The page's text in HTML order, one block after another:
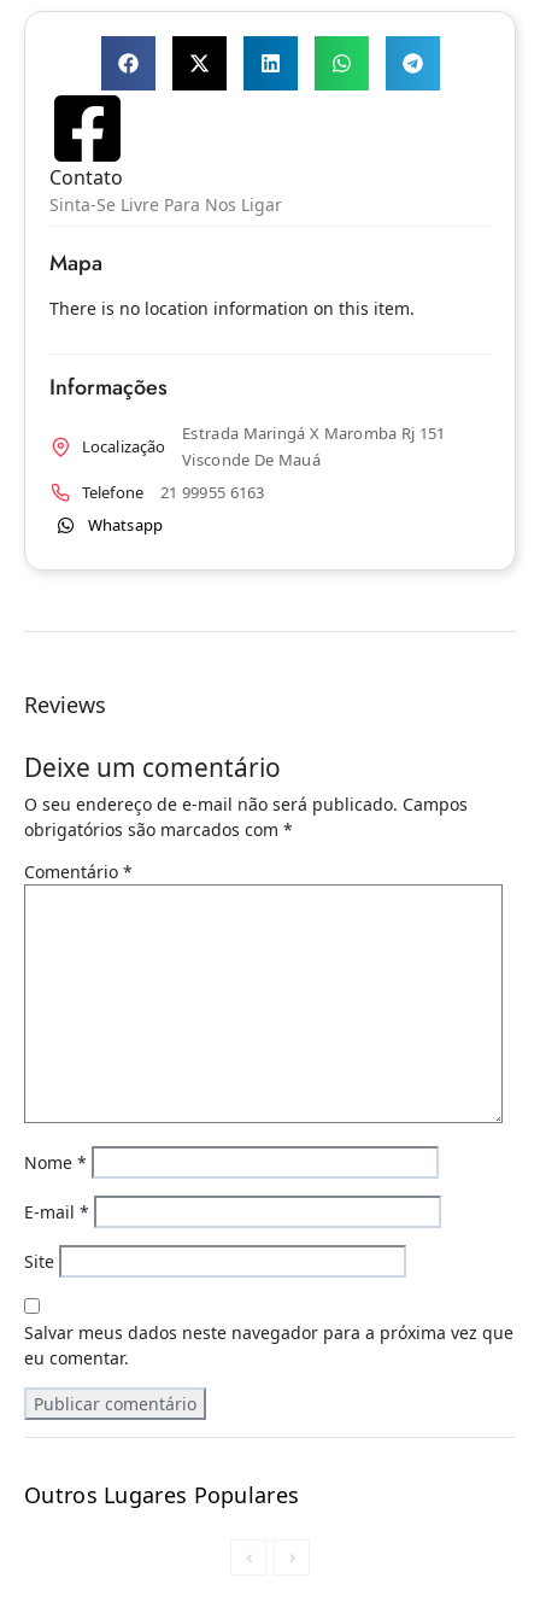
Contato
Sinta-Se Livre Para Nos Ligar
Mapa
There is no location information on this item.
Informações
Localização
Estrada Maringá X Maromba Rj 151
Visconde De Mauá
Telefone
21 99955 6163
Whatsapp
Reviews
Deixe um comentário
O seu endereço de e-mail não será publicado. Campos
obrigatórios são marcados com *
Comentário *
Nome *
E-mail *
Site
Salvar meus dados neste navegador para a próxima vez que
eu comentar.
Outros Lugares Populares